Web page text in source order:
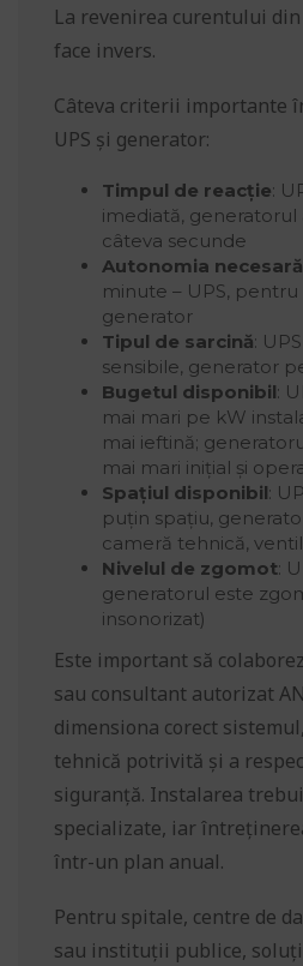
La revenirea curentului
face invers.
Câteva criterii importante
UPS și generator:
Timpul de reacție:
imediată,
câteva secunde
Autonomia necesară
minute – UPS, pentru
generator
Tipul de sarcină:
sensibile, generator
Bugetul disponibil:
mai mari pe kW
mai ieftină;
mai mari inițial și
Spațiul disponibil:
puțin spațiu,
cameră tehnică,
Nivelul de zgomot:
generatorul este
insonorizat)
Este important să
sau consultant autorizat
dimensiona corect
tehnică potrivită și a
siguranță. Instalarea
specializate, iar
într-un plan anual.
Pentru spitale, centre de
sau instituții publice,